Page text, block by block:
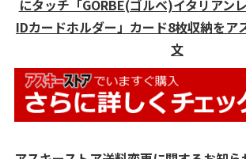
にタッチ「GORBE(ゴルベ)イタリアン
IDカードホルダー」カード8枚収納をア
文